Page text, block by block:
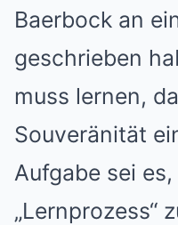
Baerbock an
geschrieben
muss lernen,
Souveränität
Aufgabe sei
„Lernprozess“